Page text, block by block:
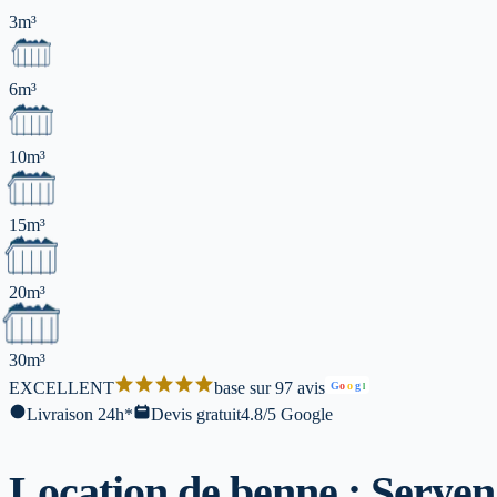
3m³
6m³
10m³
15m³
20m³
30m³
EXCELLENT
base sur 97 avis Goog l
Livraison 24h* Devis gratuit4.8/5 Google